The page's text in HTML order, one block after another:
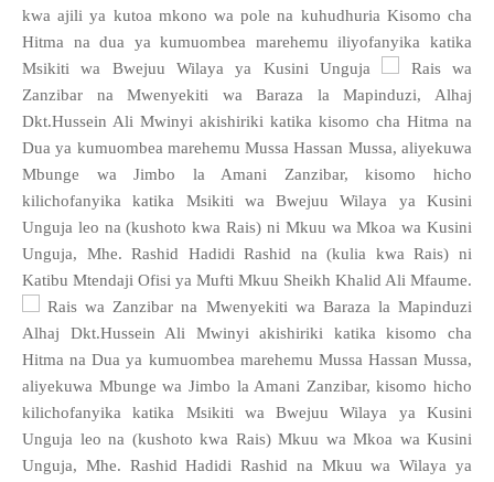
kwa ajili ya kutoa mkono wa pole na kuhudhuria Kisomo cha
Hitma na dua ya kumuombea marehemu iliyofanyika katika
Msikiti wa Bwejuu Wilaya ya Kusini Unguja
Rais wa
Zanzibar na Mwenyekiti wa Baraza la Mapinduzi, Alhaj
Dkt.Hussein Ali Mwinyi akishiriki katika kisomo cha Hitma na
Dua ya kumuombea marehemu Mussa Hassan Mussa, aliyekuwa
Mbunge wa Jimbo la Amani Zanzibar, kisomo hicho
kilichofanyika katika Msikiti wa Bwejuu Wilaya ya Kusini
Unguja leo na (kushoto kwa Rais) ni Mkuu wa Mkoa wa Kusini
Unguja, Mhe. Rashid Hadidi Rashid na (kulia kwa Rais) ni
Katibu Mtendaji Ofisi ya Mufti Mkuu Sheikh Khalid Ali Mfaume.
Rais wa Zanzibar na Mwenyekiti wa Baraza la Mapinduzi
Alhaj Dkt.Hussein Ali Mwinyi akishiriki katika kisomo cha
Hitma na Dua ya kumuombea marehemu Mussa Hassan Mussa,
aliyekuwa Mbunge wa Jimbo la Amani Zanzibar, kisomo hicho
kilichofanyika katika Msikiti wa Bwejuu Wilaya ya Kusini
Unguja leo na (kushoto kwa Rais) Mkuu wa Mkoa wa Kusini
Unguja, Mhe. Rashid Hadidi Rashid na Mkuu wa Wilaya ya